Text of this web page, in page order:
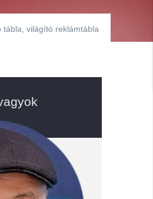
világító reklámtábla